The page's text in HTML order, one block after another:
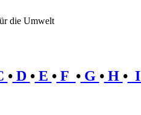
die Umwelt
•D •E •F •G •H •I